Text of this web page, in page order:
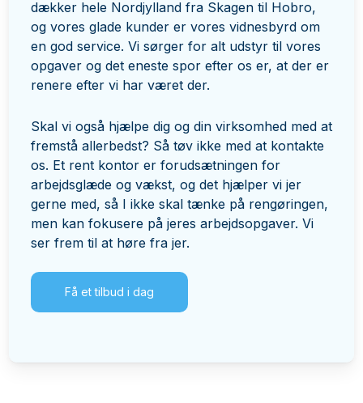
dækker hele Nordjylland fra Skagen til Hobro,
og vores glade kunder er vores vidnesbyrd om
en god service. Vi sørger for alt udstyr til vores
opgaver og det eneste spor efter os er, at der er
renere efter vi har været der.
Skal vi også hjælpe dig og din virksomhed med at
fremstå allerbedst? Så tøv ikke med at kontakte
os. Et rent kontor er forudsætningen for
arbejdsglæde og vækst, og det hjælper vi jer
gerne med, så I ikke skal tænke på rengøringen,
men kan fokusere på jeres arbejdsopgaver. Vi
ser frem til at høre fra jer.
Få et tilbud i dag